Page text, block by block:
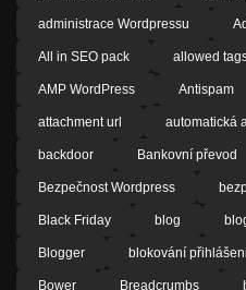
administrace Wordpressu
All in SEO pack allowed
AMP WordPress Antispam
attachment url automatická
backdoor Bankovní převod
Bezpečnost Wordpress
Black Friday blog
Blogger blokování
Bower Breadcrumbs